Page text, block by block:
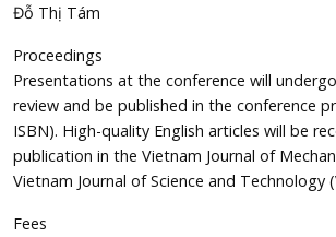
Đỗ Thị Tám
Proceedings
Presentations at the conference will
review and be published in the conference
ISBN). High-quality English articles will be
publication in the Vietnam Journal of
Vietnam Journal of Science and Technology
Fees